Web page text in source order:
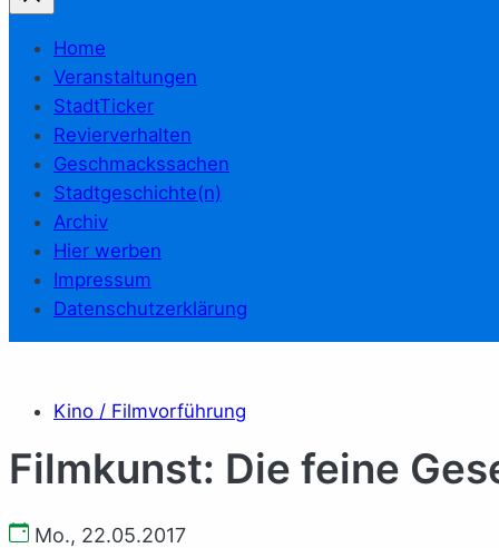
Home
Veranstaltungen
StadtTicker
Revierverhalten
Geschmackssachen
Stadtgeschichte(n)
Archiv
Hier werben
Impressum
Datenschutzerklärung
Kino / Filmvorführung
Filmkunst: Die feine
Mo., 22.05.2017